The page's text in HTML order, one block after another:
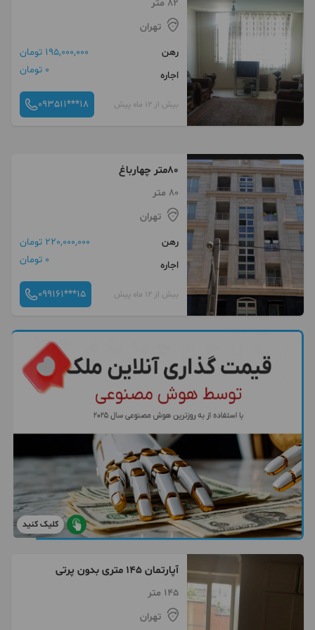
82 متر
تهران
رهن
195,000,000 تومان
اجاره
0 تومان
بیش از 12 ماه پیش 093511***18
80متر چهارباغ
80 متر
تهران
رهن
220,000,000 تومان
اجاره
0 تومان
بیش از 12 ماه پیش 099161***15
کلیک کنید
آپارتمان 145 متری بدون پرتی
145 متر
تهران